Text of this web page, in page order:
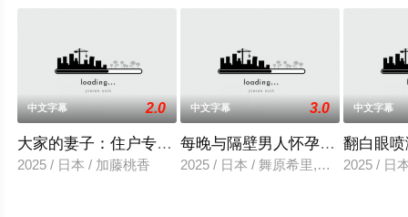
中文字幕 2.0
大家的妻子：住户专用洞口
2025 / 日本 / 加藤桃香
中文字幕 3.0
每晚与隔壁男人怀孕性爱
2025 / 日本 / 舞原希里,佐川金二
中文字幕
翻白眼
2025 / 日